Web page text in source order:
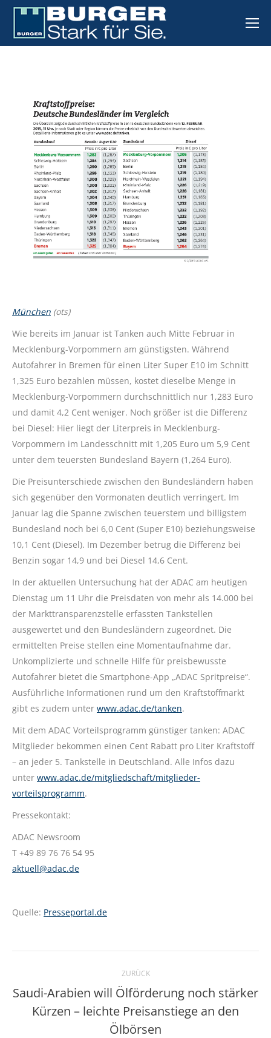
München (ots)
Wie bereits im Januar ist Tanken auch Mitte Februar in
Mecklenburg-Vorpommern am günstigsten. Während
Autofahrer in Bremen für einen Liter Super E10 im Schnitt
1,325 Euro bezahlen müssen, kostet dieselbe Menge in
Mecklenburg-Vorpommern durchschnittlich nur 1,283 Euro
und damit 4,2 Cent weniger. Noch größer ist die Differenz
bei Diesel: Hier liegt der Literpreis in Mecklenburg-
Vorpommern im Landesschnitt mit 1,205 Euro um 5,9 Cent
unter dem teuersten Bundesland Bayern (1,264 Euro).
Die Preisunterschiede zwischen den Bundesländern haben
sich gegenüber den Vormonaten deutlich verringert. Im
Januar lag die Spanne zwischen teuerstem und billigstem
Bundesland noch bei 6,0 Cent (Super E10) beziehungsweise
10,1 Cent (Diesel). Im Dezember betrug die Differenz bei
Benzin sogar 14,9 und bei Diesel 14,6 Cent.
In der aktuellen Untersuchung hat der ADAC am heutigen
Dienstag um 11 Uhr die Preisdaten von mehr als 14.000 bei
der Markttransparenzstelle erfassten Tankstellen
ausgewertet und den Bundesländern zugeordnet. Die
ermittelten Preise stellen eine Momentaufnahme dar.
Unkomplizierte und schnelle Hilfe für preisbewusste
Autofahrer bietet die Smartphone-App „ADAC Spritpreise“.
Ausführliche Informationen rund um den Kraftstoffmarkt
gibt es zudem unter www.adac.de/tanken.
Mit dem ADAC Vorteilsprogramm günstiger tanken: ADAC
Mitglieder bekommen einen Cent Rabatt pro Liter Kraftstoff
– an jeder 5. Tankstelle in Deutschland. Alle Infos dazu
unter www.adac.de/mitgliedschaft/mitglieder-
vorteilsprogramm.
Pressekontakt:
ADAC Newsroom
T +49 89 76 76 54 95
aktuell@adac.de
Quelle: Presseportal.de
Kommentarnavigation
ZURÜCK
Vorheriger
Beitrag:
Saudi-Arabien will Ölförderung noch stärker
Kürzen – leichte Preisanstiege an den
Ölbörsen